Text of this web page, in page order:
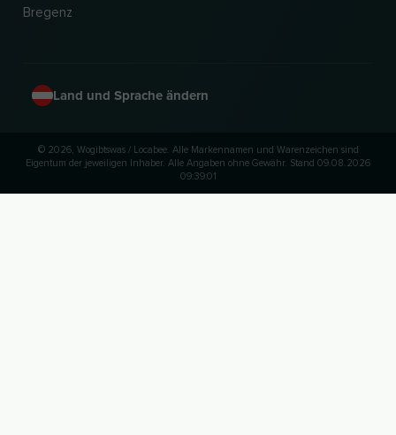
Bregenz
Land und Sprache ändern
© 2026, Wogibtswas / Locabee. Alle Markennamen und Warenzeichen sind
Eigentum der jeweiligen Inhaber. Alle Angaben ohne Gewähr. Stand 09.08.2026
09:39:01